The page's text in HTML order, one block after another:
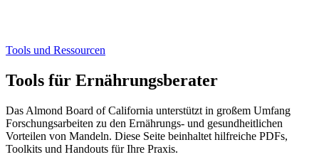
Tools und Ressourcen
Tools für Ernährungsberater
Das Almond Board of California unterstützt in großem Umfang
Forschungsarbeiten zu den Ernährungs- und gesundheitlichen
Vorteilen von Mandeln. Diese Seite beinhaltet hilfreiche PDFs,
Toolkits und Handouts für Ihre Praxis.